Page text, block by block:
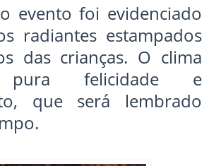
evento foi evidenciado
radiantes estampados
das crianças. O clima
felicidade e
que será lembrado